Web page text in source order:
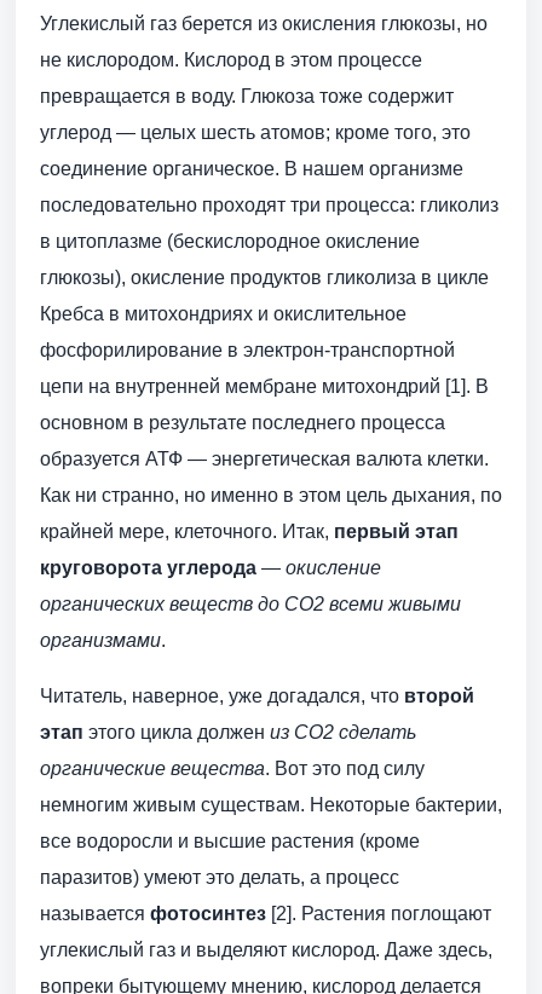
Углекислый газ берется из окисления глюкозы, но
не кислородом. Кислород в этом процессе
превращается в воду. Глюкоза тоже содержит
углерод — целых шесть атомов; кроме того, это
соединение органическое. В нашем организме
последовательно проходят три процесса: гликолиз
в цитоплазме (бескислородное окисление
глюкозы), окисление продуктов гликолиза в цикле
Кребса в митохондриях и окислительное
фосфорилирование в электрон-транспортной
цепи на внутренней мембране митохондрий [1]. В
основном в результате последнего процесса
образуется АТФ — энергетическая валюта клетки.
Как ни странно, но именно в этом цель дыхания, по
крайней мере, клеточного. Итак, первый этап
круговорота углерода — окисление
органических веществ до СО2 всеми живыми
организмами.
Читатель, наверное, уже догадался, что второй
этап этого цикла должен из СО2 сделать
органические вещества. Вот это под силу
немногим живым существам. Некоторые бактерии,
все водоросли и высшие растения (кроме
паразитов) умеют это делать, а процесс
называется фотосинтез [2]. Растения поглощают
углекислый газ и выделяют кислород. Даже здесь,
вопреки бытующему мнению, кислород делается